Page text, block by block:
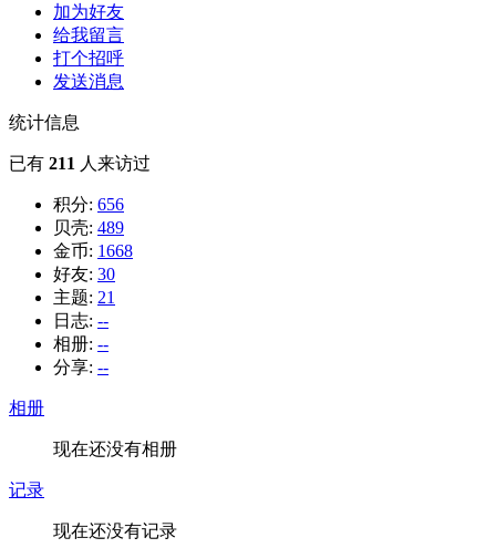
加为好友
给我留言
打个招呼
发送消息
统计信息
已有 211 人来访过
积分: 656
贝壳: 489
金币: 1668
好友: 30
主题: 21
日志: --
相册: --
分享: --
相册
现在还没有相册
记录
现在还没有记录